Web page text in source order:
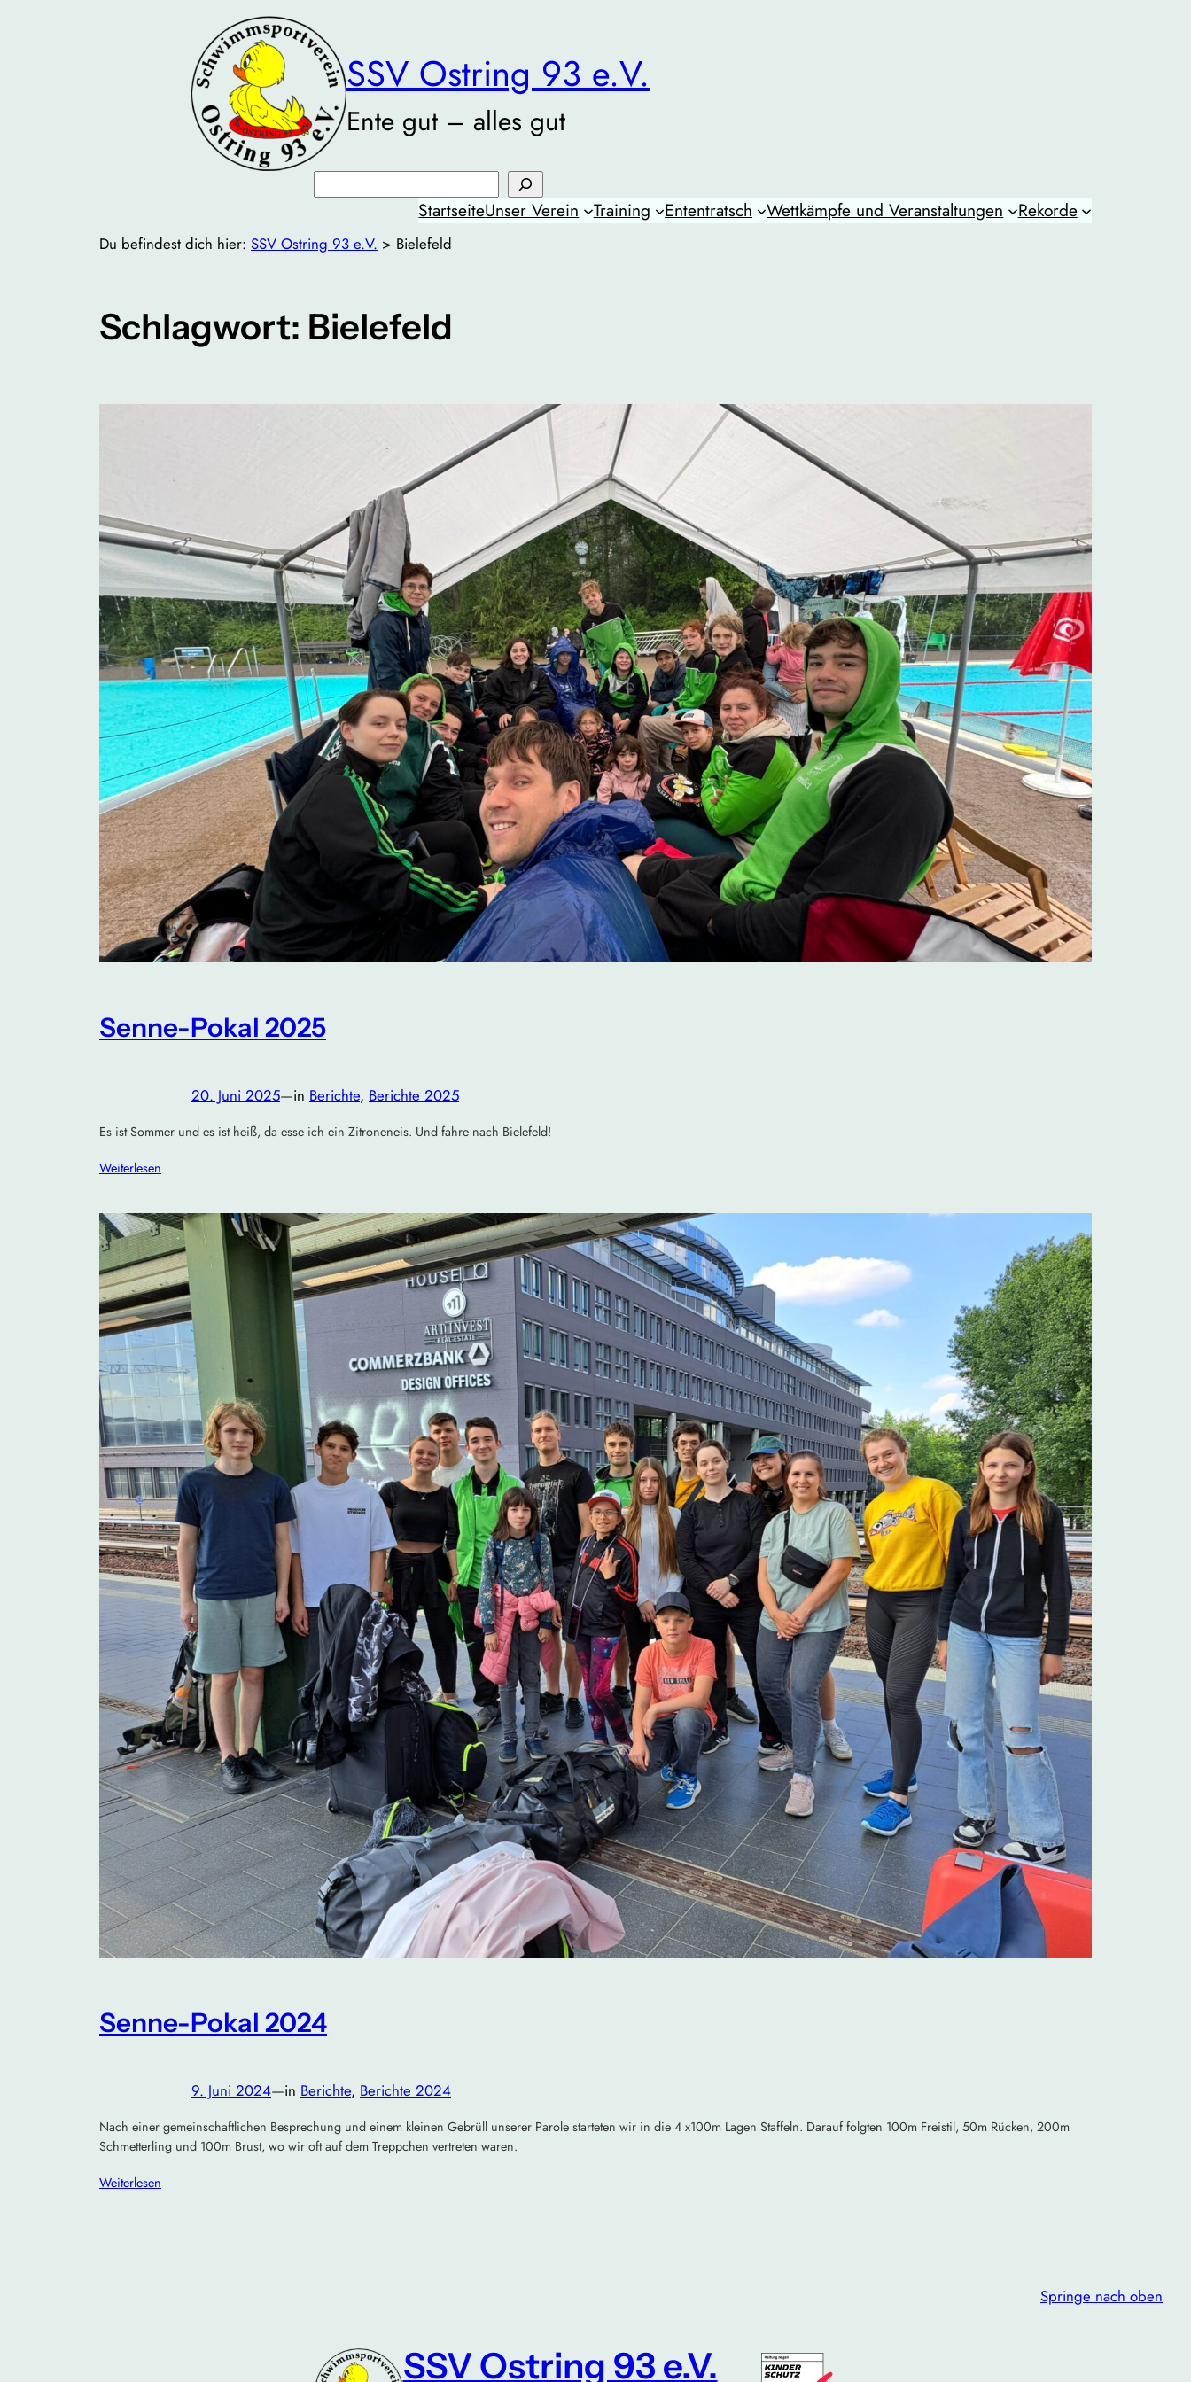
SSV Ostring 93 e.V.
Ente gut – alles gut
StartseiteUnser Verein Training Ententratsch Wettkämpfe und Veranstaltungen Rekorde
Du befindest dich hier: SSV Ostring 93 e.V. > Bielefeld
Schlagwort: Bielefeld
Senne-Pokal 2025
20. Juni 2025—in Berichte, Berichte 2025
Es ist Sommer und es ist heiß, da esse ich ein Zitroneneis. Und fahre nach Bielefeld!
Weiterlesen
Senne-Pokal 2024
9. Juni 2024—in Berichte, Berichte 2024
Nach einer gemeinschaftlichen Besprechung und einem kleinen Gebrüll unserer Parole starteten wir in die 4 x100m Lagen Staffeln. Darauf folgten 100m Freistil, 50m Rücken, 200m
Schmetterling und 100m Brust, wo wir oft auf dem Treppchen vertreten waren.
Weiterlesen
Springe nach oben
SSV Ostring 93 e.V.